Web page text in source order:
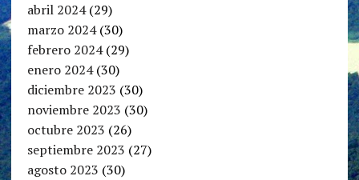
abril 2024(29)
marzo 2024(30)
febrero 2024(29)
enero 2024(30)
diciembre 2023 (30)
noviembre 2023 (30)
octubre 2023 (26)
septiembre 2023 (27)
agosto 2023 (30)